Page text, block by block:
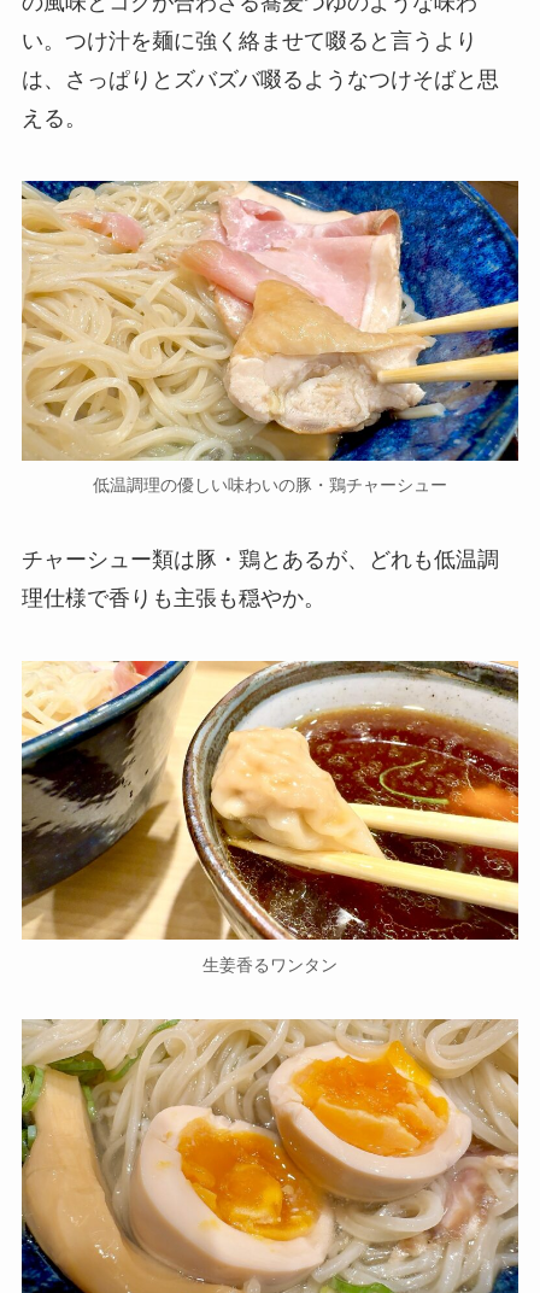
い。つけ汁を麺に強く絡ませて啜ると言うより
は、さっぱりとズバズバ啜るようなつけそばと思
える。
低温調理の優しい味わいの豚・鶏チャーシュー
チャーシュー類は豚・鶏とあるが、どれも低温調
理仕様で香りも主張も穏やか。
生姜香るワンタン